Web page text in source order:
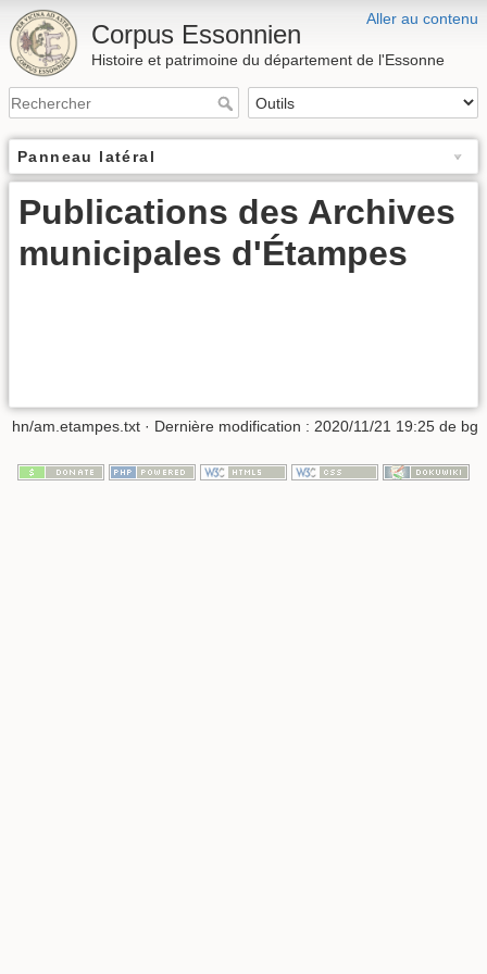
Aller au contenu
Corpus Essonnien
Histoire et patrimoine du département de l'Essonne
Panneau latéral
Publications des Archives
municipales d'Étampes
hn/am.etampes.txt · Dernière modification : 2020/11/21 19:25 de bg